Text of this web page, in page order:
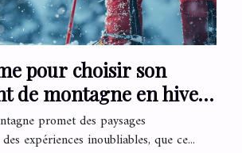
pour choisir son
de montagne en hiver
promet des paysages
expériences inoubliables, que ce...